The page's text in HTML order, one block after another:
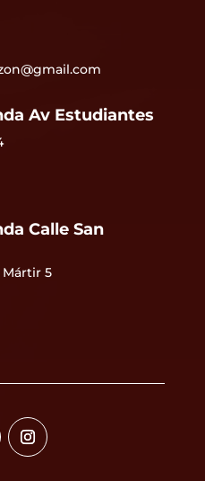
Av Estudiantes
Calle San
Mártir 5